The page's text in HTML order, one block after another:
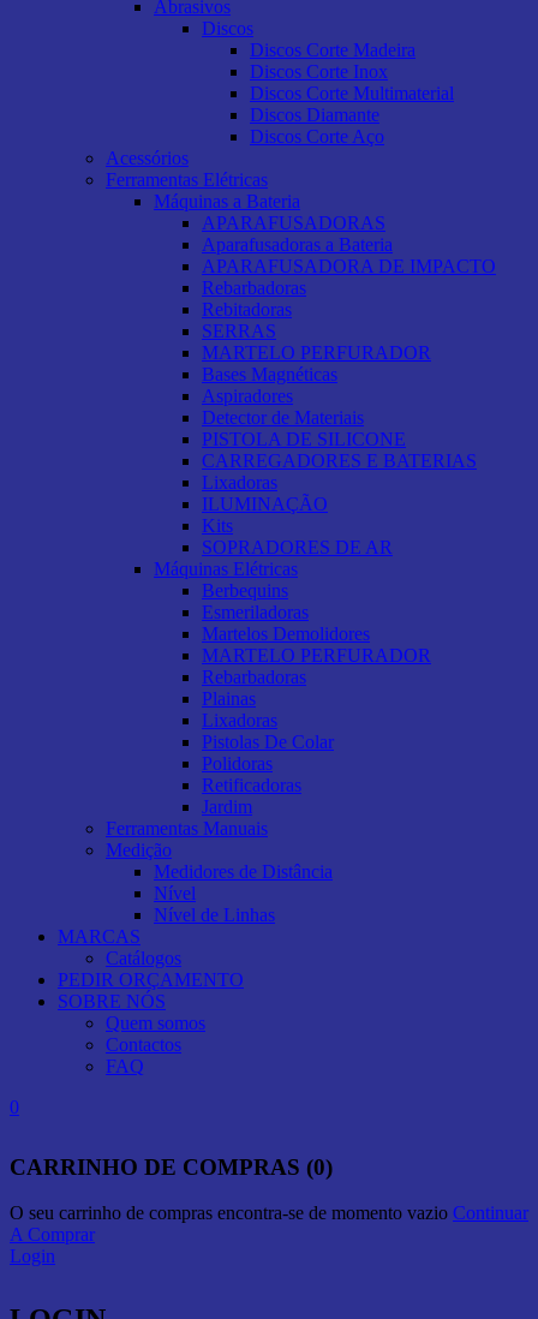
Abrasivos
Discos
Discos Corte Madeira
Discos Corte Inox
Discos Corte Multimaterial
Discos Diamante
Discos Corte Aço
Acessórios
Ferramentas Elétricas
Máquinas a Bateria
APARAFUSADORAS
Aparafusadoras a Bateria
APARAFUSADORA DE IMPACTO
Rebarbadoras
Rebitadoras
SERRAS
MARTELO PERFURADOR
Bases Magnéticas
Aspiradores
Detector de Materiais
PISTOLA DE SILICONE
CARREGADORES E BATERIAS
Lixadoras
ILUMINAÇÃO
Kits
SOPRADORES DE AR
Máquinas Elétricas
Berbequins
Esmeriladoras
Martelos Demolidores
MARTELO PERFURADOR
Rebarbadoras
Plainas
Lixadoras
Pistolas De Colar
Polidoras
Retificadoras
Jardim
Ferramentas Manuais
Medição
Medidores de Distância
Nível
Nível de Linhas
MARCAS
Catálogos
PEDIR ORÇAMENTO
SOBRE NÓS
Quem somos
Contactos
FAQ
0
CARRINHO DE COMPRAS (0)
O seu carrinho de compras encontra-se de momento vazio Continuar
A Comprar
Login